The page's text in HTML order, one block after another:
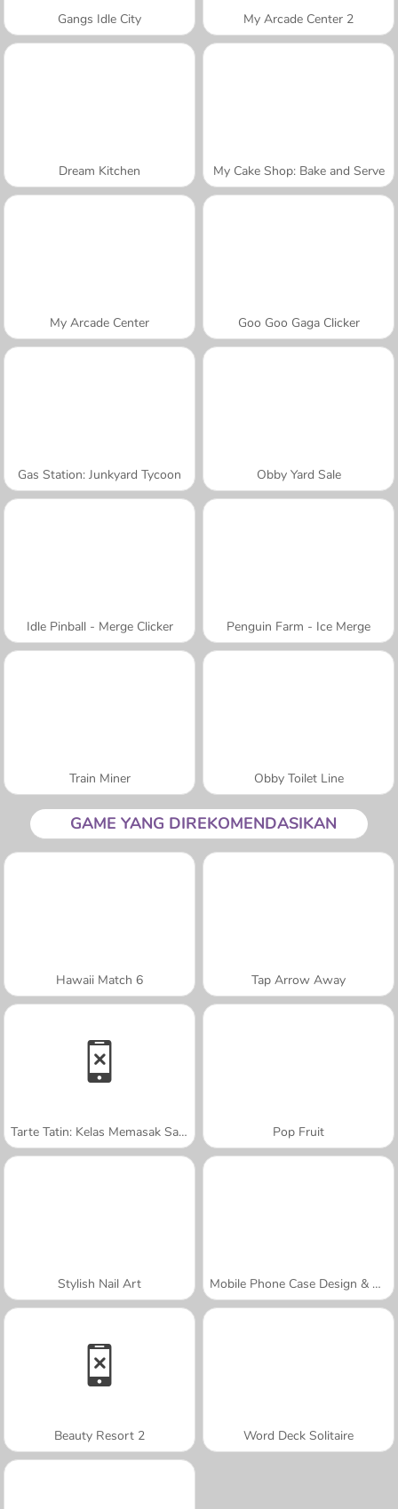
Gangs Idle City My Arcade Center 2
Dream Kitchen My Cake Shop: Bake and Serve
My Arcade Center Goo Goo Gaga Clicker
Gas Station: Junkyard Tycoon Obby Yard Sale
Idle Pinball - Merge Clicker Penguin Farm - Ice Merge
Train Miner Obby Toilet Line
GAME YANG DIREKOMENDASIKAN
Hawaii Match 6 Tap Arrow Away
Tarte Tatin: Kelas Memasak Sara Pop Fruit
Stylish Nail Art Mobile Phone Case Design & DIY
Beauty Resort 2 Word Deck Solitaire